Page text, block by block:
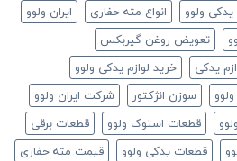
ولوو انواع مته حفاری
ایران ولوو
تعویض روغن گیربکس
یدکی
خرید لوازم یدکی ولوو
سوزن انژکتور
شرکت ایران ولوو
قطعات استوک ولوو
قطعات برقی
قطعات یدکی ولوو
قیمت مته حفاری